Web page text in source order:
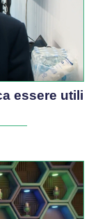
essere utili